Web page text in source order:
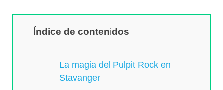
Índice de contenidos
La magia del Pulpit Rock en
Stavanger